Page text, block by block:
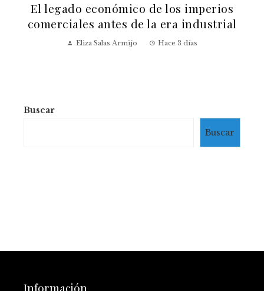
El legado económico de los imperios
comerciales antes de la era industrial
Eliza Salas Armijo Hace 3 días
Buscar
Buscar
Información